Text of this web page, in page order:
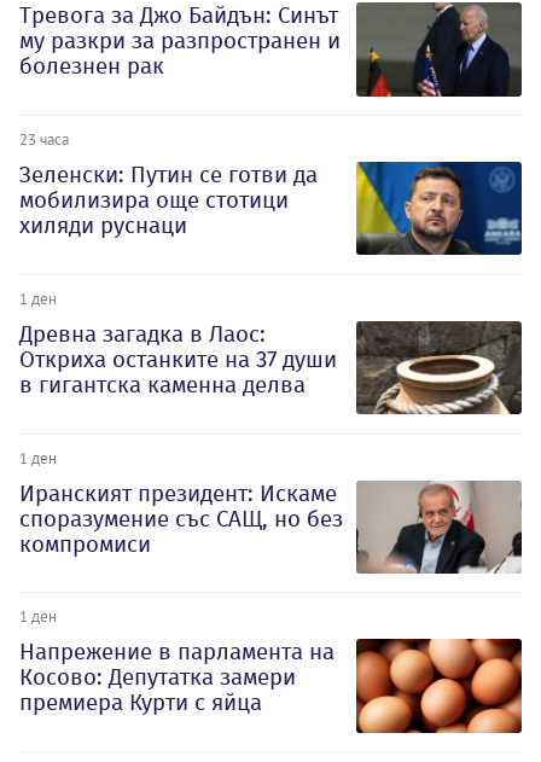
Тревога за Джо Байдън: Синът
му разкри за разпространен и
болезнен рак
23 часа
Зеленски: Путин се готви да
мобилизира още стотици
хиляди руснаци
1 ден
Древна загадка в Лаос:
Откриха останките на 37 души
в гигантска каменна делва
1 ден
Иранският президент: Искаме
споразумение със САЩ, но без
компромиси
1 ден
Напрежение в парламента на
Косово: Депутатка замери
премиера Курти с яйца